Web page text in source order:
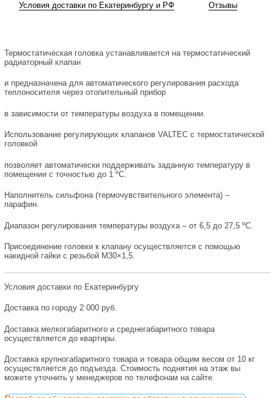
Условия доставки по Екатеринбургу и РФ Отзывы
Термостатическая головка устанавливается на термостатический
радиаторный клапан
и предназначена для автоматического регулирования расхода
теплоносителя через отопительный прибор
в зависимости от температуры воздуха в помещении.
Использование регулирующих клапанов VALTEC c термостатической
головкой
позволяет автоматически поддерживать заданную температуру в
помещении с точностью до 1 ºС.
Наполнитель сильфона (термочувствительного элемента) –
парафин.
Диапазон регулирования температуры воздуха – от 6,5 до 27,5 ºС.
Присоединение головки к клапану осуществляется с помощью
накидной гайки с резьбой М30×1,5.
Условия доставки по Екатеринбургу
Доставка по городу 2 000 руб.
Доставка мелкогабаритного и среднегабаритного товара
осуществляется до квартиры.
Доставка крупногабаритного товара и товара общим весом от 10 кг
осуществляется до подъезда. Стоимость поднятия на этаж вы
можете уточнить у менеджеров по телефонам на сайте.